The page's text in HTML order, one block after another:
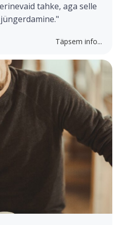
tahke, aga selle
Täpsem info...